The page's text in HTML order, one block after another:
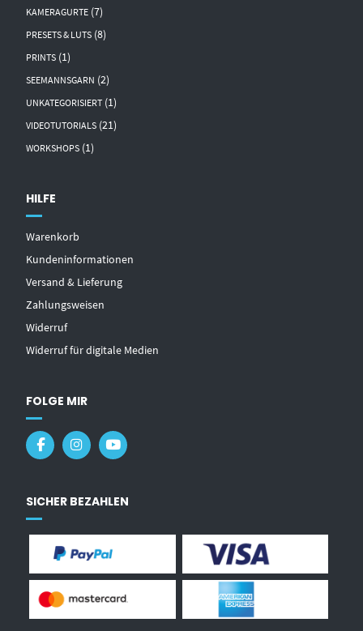
KAMERAGURTE (7)
PRESETS & LUTS (8)
PRINTS (1)
SEEMANNSGARN (2)
UNKATEGORISIERT (1)
VIDEOTUTORIALS (21)
WORKSHOPS (1)
HILFE
Warenkorb
Kundeninformationen
Versand & Lieferung
Zahlungsweisen
Widerruf
Widerruf für digitale Medien
FOLGE MIR
SICHER BEZAHLEN